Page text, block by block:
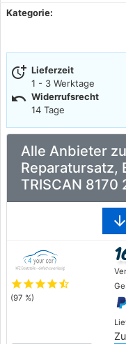
Kategorie:
more_time Lieferzeit
1 - 3 Werktage
undo Widerrufsrecht
14 Tage
Alle Anbieter
Reparatursatz,
TRISCAN 8170
arrow_downward
starstarstarstarstar_half
(97 %)